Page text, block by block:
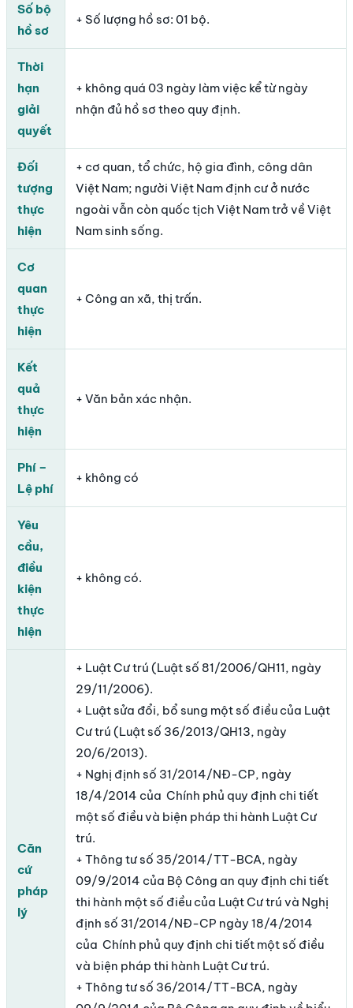
Số bộ
hồ sơ
+ Số lượng hồ sơ: 01 bộ.
Thời
hạn
giải
quyết
+ không quá 03 ngày làm việc kể từ ngày
nhận đủ hồ sơ theo quy định.
Đối
tượng
thực
hiện
+ cơ quan, tổ chức, hộ gia đình, công dân
Việt Nam; người Việt Nam định cư ở nước
ngoài vẫn còn quốc tịch Việt Nam trở về Việt
Nam sinh sống.
Cơ
quan
thực
hiện
+ Công an xã, thị trấn.
Kết
quả
thực
hiện
+ Văn bản xác nhận.
Phí –
Lệ phí
+ không có
Yêu
cầu,
điều
kiện
thực
hiện
+ không có.
Căn
cứ
pháp
lý
+ Luật Cư trú (Luật số 81/2006/QH11, ngày
29/11/2006).
+ Luật sửa đổi, bổ sung một số điều của Luật
Cư trú (Luật số 36/2013/QH13, ngày
20/6/2013).
+ Nghị định số 31/2014/NĐ-CP, ngày
18/4/2014 của Chính phủ quy định chi tiết
một số điều và biện pháp thi hành Luật Cư
trú.
+ Thông tư số 35/2014/TT-BCA, ngày
09/9/2014 của Bộ Công an quy định chi tiết
thi hành một số điều của Luật Cư trú và Nghị
định số 31/2014/NĐ-CP ngày 18/4/2014
của Chính phủ quy định chi tiết một số điều
và biện pháp thi hành Luật Cư trú.
+ Thông tư số 36/2014/TT-BCA, ngày